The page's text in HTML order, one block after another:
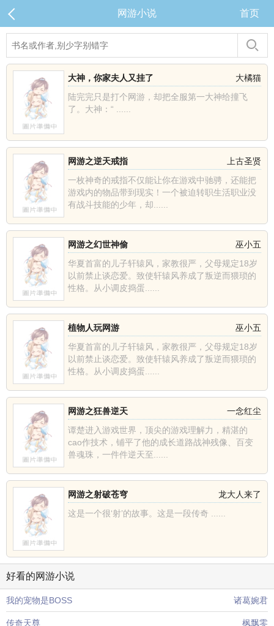
网游小说 首页
大橘猫
大神，你家夫人又挂了
陆完完只是打个网游，却把全服第一大神给撞飞
了。大神：“ ......
上古圣贤
网游之逆天戒指
一枚神奇的戒指不仅能让你在游戏中驰骋，还能把
游戏内的物品带到现实！一个被迫转职生活职业没
有战斗技能的少年，却......
巫小五
网游之幻世神偷
华夏首富的儿子轩辕风，家教很严，父母规定18岁
以前禁止谈恋爱。致使轩辕风养成了叛逆而猥琐的
性格。从小调皮捣蛋......
巫小五
植物人玩网游
华夏首富的儿子轩辕风，家教很严，父母规定18岁
以前禁止谈恋爱。致使轩辕风养成了叛逆而猥琐的
性格。从小调皮捣蛋......
一念红尘
网游之狂兽逆天
谭楚进入游戏世界，顶尖的游戏理解力，精湛的
cao作技术，铺平了他的成长道路战神残像、百变
兽魂珠，一件件逆天至......
龙大人来了
网游之射破苍穹
这是一个很‘射’的故事。这是一段传奇 ......
好看的网游小说
我的宠物是BOSS 诸葛婉君
传奇天尊 枫飘零